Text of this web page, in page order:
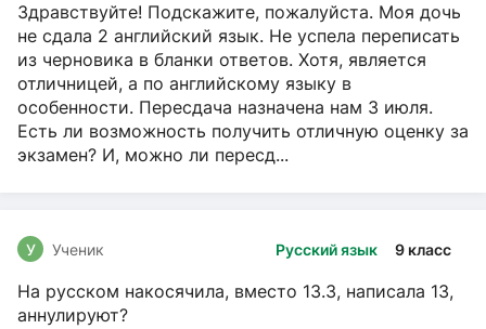
Здравствуйте! Подскажите, пожалуйста. Моя дочь
не сдала 2 английский язык. Не успела переписать
из черновика в бланки ответов. Хотя, является
отличницей, а по английскому языку в
особенности. Пересдача назначена нам 3 июля.
Есть ли возможность получить отличную оценку за
экзамен? И, можно ли пересд...
Русский язык 9 класс
У Ученик
На русском накосячила, вместо 13.3, написала 13,
аннулируют?